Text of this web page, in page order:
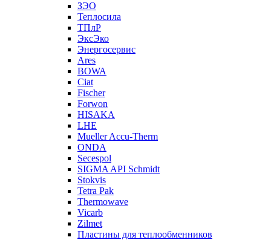
ЗЭО
Теплосила
ТПлР
ЭксЭко
Энергосервис
Ares
BOWA
Ciat
Fischer
Forwon
HISAKA
LHE
Mueller Accu-Therm
ONDA
Secespol
SIGMA API Schmidt
Stokvis
Tetra Pak
Thermowave
Vicarb
Zilmet
Пластины для теплообменников